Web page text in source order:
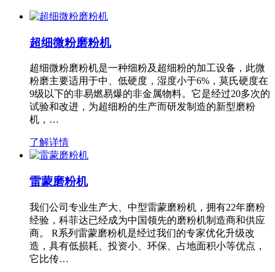
超细微粉磨粉机
超细微粉磨粉机是一种细粉及超细粉的加工设备，此微
粉磨主要适用于中、低硬度，湿度小于6%，莫氏硬度在
9级以下的非易燃易爆的非金属物料。它是经过20多次的
试验和改进，为超细粉的生产而研发制造的新型磨粉
机，…
了解详情
雷蒙磨粉机
我们公司专业生产大、中型雷蒙磨粉机，拥有22年磨粉
经验，科菲达已经成为中国领先的磨粉机制造商和供应
商。 R系列雷蒙磨粉机是经过我们的专家优化升级改
造，具有低损耗、投资小、环保、占地面积小等优点，
它比传…